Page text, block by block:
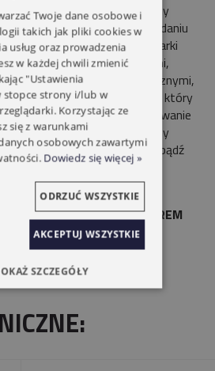
zapewnia nowoczesny
przy podnoszeniu i odkładaniu
wszystkimi urządzeniami marki
nie tylko zasłonami,
również roletami zewnętrznymi,
itp. Programator czasowy, w który
na komfortowe sterowanie
zaprogramowania godziny
osłon dla całego tygodnia bądź
tryby pracy:manualny,
ECO 1-KANAŁOWY Z ZEGAREM
Twoje dane osobowe i
takich jak pliki cookies w
usług oraz prowadzenia
w każdej chwili zmienić
"Ustawienia
stopce strony i/lub w
Korzystając ze
się z warunkami
osobowych zawartymi
Dowiedz się więcej »
AKCEPTUJ WSZYSTKIE
ODRZUĆ WSZYSTKIE
SZCZEGÓŁY